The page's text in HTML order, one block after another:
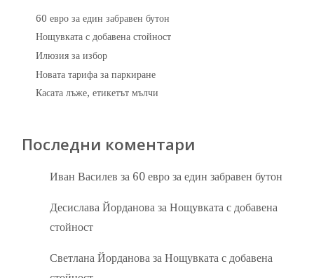
60 евро за един забравен бутон
Нощувката с добавена стойност
Илюзия за избор
Новата тарифа за паркиране
Касата лъже, етикетът мълчи
Последни коментари
Иван Василев за 60 евро за един забравен бутон
Десислава Йорданова заНощувката с добавена
стойност
Светлана Йорданова заНощувката с добавена